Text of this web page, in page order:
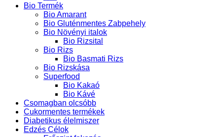
Bio Termék
Bio Amarant
Bio Gluténmentes Zabpehely
Bio Növényi italok
Bio Rizsital
Bio Rizs
Bio Basmati Rizs
Bio Rizskása
Superfood
Bio Kakaó
Bio Kávé
Csomagban olcsóbb
Cukormentes termékek
Diabetikus élelmiszer
Edzés Célok